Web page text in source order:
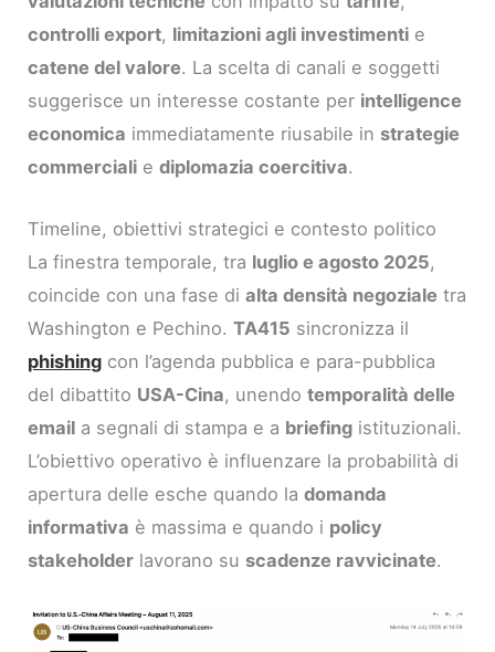
controlli export, limitazioni agli investimenti e
catene del valore. La scelta di canali e soggetti
suggerisce un interesse costante per intelligence
economica immediatamente riusabile in strategie
commerciali ediplomazia coercitiva.
Timeline, obiettivi strategici e contesto politico
La finestra temporale, tra luglio e agosto 2025,
coincide con una fase dialta densità negoziale tra
Washington e Pechino.TA415 sincronizza il
phishing con l’agenda pubblica e para-pubblica
del dibattito USA-Cina, unendotemporalità delle
email a segnali di stampa e a briefing istituzionali.
L’obiettivo operativo è influenzare la probabilità di
apertura delle esche quando ladomanda
informativa è massima e quando i policy
stakeholder lavorano su scadenze ravvicinate.